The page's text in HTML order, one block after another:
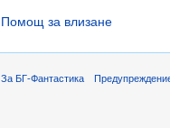
Помощ за влизане
За БГ-Фантастика